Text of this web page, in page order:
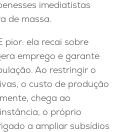
imediatistas
de massa.
pior: ela recai sobre
emprego e garante
Ao restringir o
o custo de produção
chega ao
o próprio
a ampliar subsídios